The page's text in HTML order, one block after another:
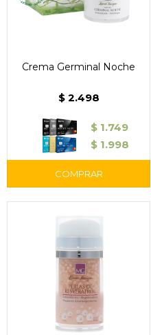
Crema Germinal Noche
$ 2.498
$ 1.749
$ 1.998